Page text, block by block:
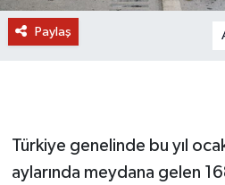
Paylaş
Türkiye genelinde bu yıl
aylarında meydana gelen